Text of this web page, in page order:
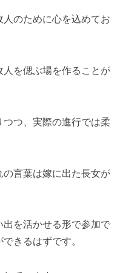
のために心を込めてお
を偲ぶ場を作ることが
つ、実際の進行では柔
言葉は嫁に出た長女が
を活かせる形で参加で
きるはずです。